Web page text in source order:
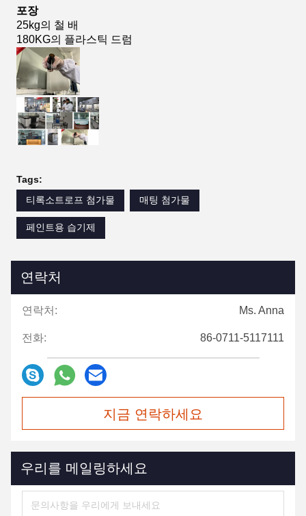
포장
25kg의 철 배
180KG의 플라스틱 드럼
Tags:
티록소트로프 첨가물
매팅 첨가물
페인트용 습기제
연락처
연락처: Ms. Anna
전화: 86-0711-5117111
지금 연락하세요
우리를 메일링하세요